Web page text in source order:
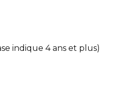
indique 4 ans et plus)